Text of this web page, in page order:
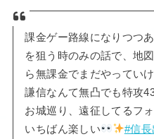
課金ゲー路線になりつつ
を狙う時のみの話で、地
ら無課金でまだやってい
謙信なんて無凸でも特攻
お城巡り、遠征してるフ
いちばん楽しい
#信長